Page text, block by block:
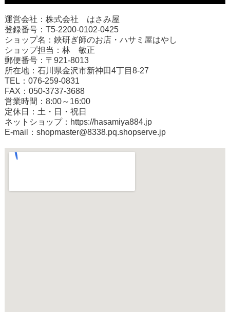
運営会社：株式会社 はさみ屋
登録番号：T5-2200-0102-0425
ショップ名：鋏研ぎ師のお店・ハサミ屋はやし
ショップ担当：林 敏正
郵便番号：〒921-8013
所在地：石川県金沢市新神田4丁目8-27
TEL：076-259-0831
FAX：050-3737-3688
営業時間：8:00～16:00
定休日：土・日・祝日
ネットショップ： https://hasamiya884.jp
E-mail：shopmaster@8338.pq.shopserve.jp